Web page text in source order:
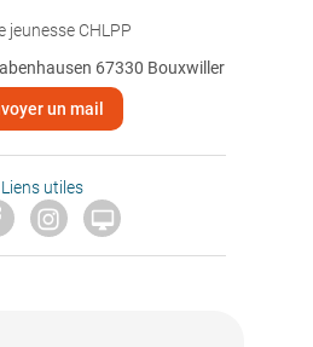
jeunesse CHLPP
67330 Bouxwiller
un mail
Liens utiles
